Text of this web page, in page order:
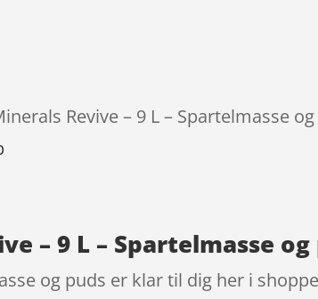
Revive – 9 L – Spartelmasse
– 9 L – Spartelmasse
og puds er klar til dig her i